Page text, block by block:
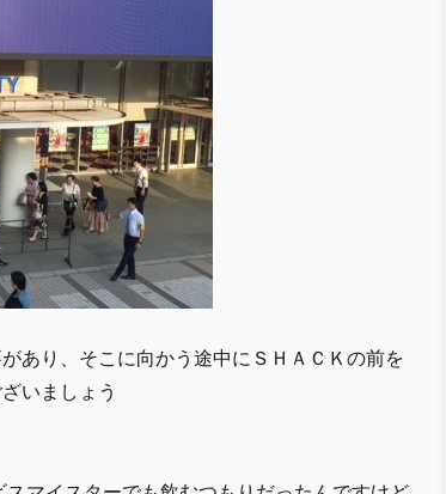
あり、そこに向かう途中にＳＨＡＣＫの前を
いましょう